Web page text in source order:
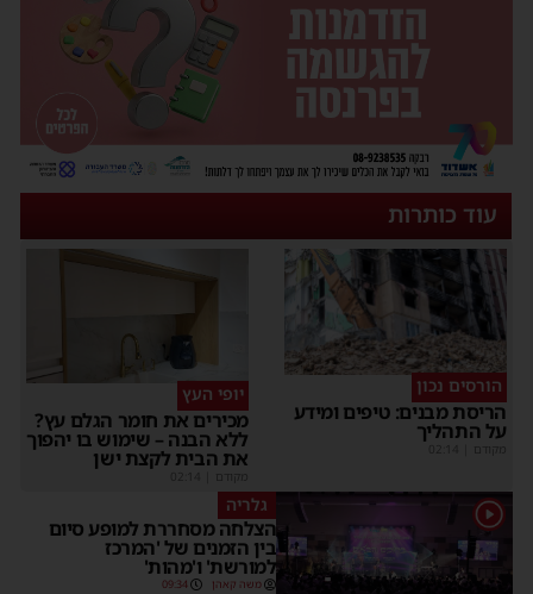
עוד כותרות
הורסים נכון
הריסת מבנים: טיפים ומידע
על התהליך
מקודם
יופי העץ
מכירים את חומר הגלם עץ?
ללא הבנה – שימוש בו יהפוך
את הבית לקצת ישן
מקודם
1 גלריה
הצלחה מסחררת למופע סיום
בין הזמנים של 'המרכז
למורשת' ו'מהות'
משה קאהן 09:34